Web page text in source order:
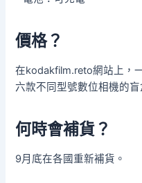
價格？
在kodakfilm.reto網站上，
六款不同型號數位相機的
何時會補貨？
9月底在各國重新補貨。